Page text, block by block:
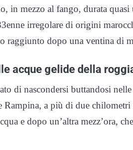
in mezzo al fango, durata
irregolare di origini
raggiunto dopo una ventina di
acque gelide della
di nascondersi buttandosi
a più di due
e dopo un’altra mezz’ora,